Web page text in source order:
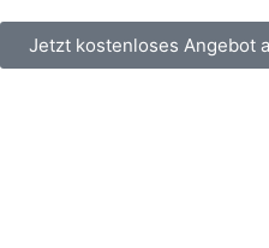
Jetzt kostenloses Angebot